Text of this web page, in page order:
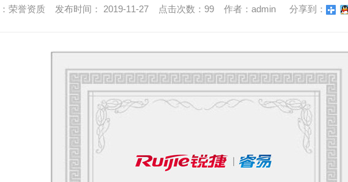
：荣誉资质 发布时间： 2019-11-27 点击次数：99 作者：admin 分享到：